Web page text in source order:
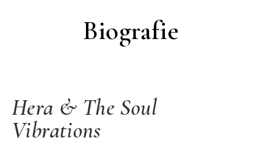
Biografie
Hera & The Soul
Vibrations